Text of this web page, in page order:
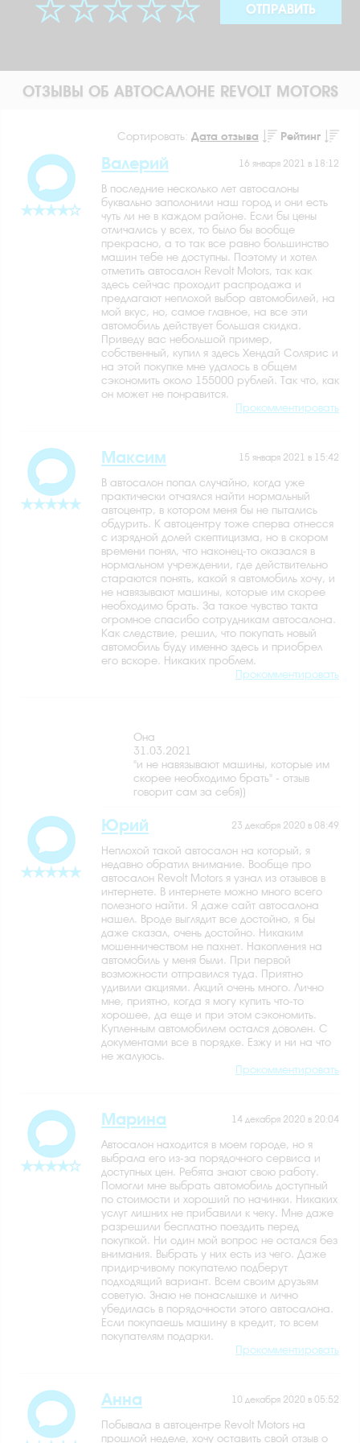
ОТПРАВИТЬ
ОТЗЫВЫ ОБ АВТОСАЛОНЕ REVOLT MOTORS
Сортировать: Дата отзыва Рейтинг
16 января 2021 в 18:12
Валерий
В последние несколько лет автосалоны
буквально заполонили наш город и они есть
чуть ли не в каждом районе. Если бы цены
отличались у всех, то было бы вообще
прекрасно, а то так все равно большинство
машин тебе не доступны. Поэтому и хотел
отметить автосалон Revolt Motors, так как
здесь сейчас проходит распродажа и
предлагают неплохой выбор автомобилей, на
мой вкус, но, самое главное, на все эти
автомобиль действует большая скидка.
Приведу вас небольшой пример,
собственный, купил я здесь Хендай Солярис и
на этой покупке мне удалось в общем
сэкономить около 155000 рублей. Так что, как
он может не понравится.
Прокомментировать
15 января 2021 в 15:42
Максим
В автосалон попал случайно, когда уже
практически отчаялся найти нормальный
автоцентр, в котором меня бы не пытались
обдурить. К автоцентру тоже сперва отнесся
с изрядной долей скептицизма, но в скором
времени понял, что наконец-то оказался в
нормальном учреждении, где действительно
стараются понять, какой я автомобиль хочу, и
не навязывают машины, которые им скорее
необходимо брать. За такое чувство такта
огромное спасибо сотрудникам автосалона.
Как следствие, решил, что покупать новый
автомобиль буду именно здесь и приобрел
его вскоре. Никаких проблем.
Прокомментировать
Она
31.03.2021
"и не навязывают машины, которые им
скорее необходимо брать" - отзыв
говорит сам за себя))
23 декабря 2020 в 08:49
Юрий
Неплохой такой автосалон на который, я
недавно обратил внимание. Вообще про
автосалон Revolt Motors я узнал из отзывов в
интернете. В интернете можно много всего
полезного найти. Я даже сайт автосалона
нашел. Вроде выглядит все достойно, я бы
даже сказал, очень достойно. Никаким
мошенничеством не пахнет. Накопления на
автомобиль у меня были. При первой
возможности отправился туда. Приятно
удивили акциями. Акций очень много. Лично
мне, приятно, когда я могу купить что-то
хорошее, да еще и при этом сэкономить.
Купленным автомобилем остался доволен. С
документами все в порядке. Езжу и ни на что
не жалуюсь.
Прокомментировать
14 декабря 2020 в 20:04
Марина
Автосалон находится в моем городе, но я
выбрала его из-за порядочного сервиса и
доступных цен. Ребята знают свою работу.
Помогли мне выбрать автомобиль доступный
по стоимости и хороший по начинки. Никаких
услуг лишних не прибавили к чеку. Мне даже
разрешили бесплатно поездить перед
покупкой. Ни один мой вопрос не остался без
внимания. Выбрать у них есть из чего. Даже
придирчивому покупателю подберут
подходящий вариант. Всем своим друзьям
советую. Знаю не понаслышке и лично
убедилась в порядочности этого автосалона.
Если покупаешь машину в кредит, то всем
покупателям подарки.
Прокомментировать
10 декабря 2020 в 05:52
Анна
Побывала в автоцентре Revolt Motors на
прошлой неделе, хочу оставить свой отзыв о